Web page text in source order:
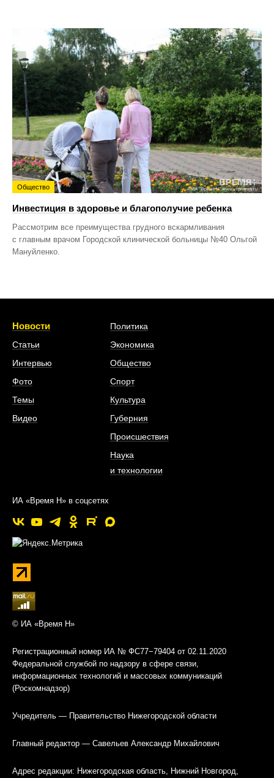
Общество
Инвестиция в здоровье и благополучие ребенка
Рассмотрим все преимущества грудного вскармливания
с главным врачом Городской клинической больницы №40 Ольгой
Мануйленко.
Новости
Статьи
Интервью
Фото
Темы
Видео
Политика
Экономика
Общество
Спорт
Культура
Губерния
Происшествия
Наука
и технологии
ИА «Время Н» в соцсетях
© ИА «Время Н»
Регистрационный номер ИА № ФС77−79404 от 02.11.2020
Федеральной службой по надзору в сфере связи,
информационных технологий и массовых коммуникаций
(Роскомнадзор)
Учредитель — Правительство Нижегородской области
Главный редактор — Савельев Александр Михайлович
Адрес редакции: Нижегородская область, Нижний Новгород,